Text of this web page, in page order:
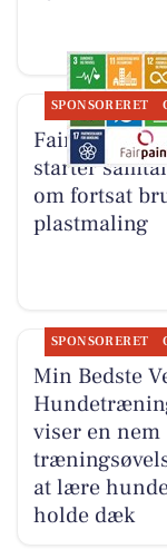
SPONSORERET
Fairpaint ApS
starter
om fortsat
plastmaling
SPONSORERET
Min Bedste
viser en nem
at lære
holde dæk